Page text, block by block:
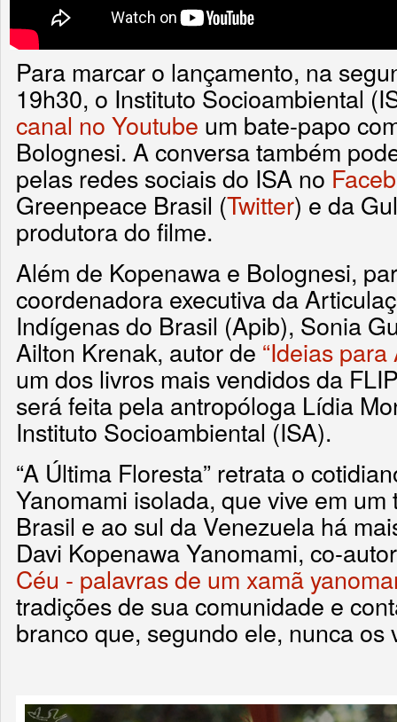
Para marcar o lançamento, na
19h30, o Instituto Socioambiental
canal no Youtube um bate-papo
Bolognesi. A conversa também
pelas redes sociais do ISA no
Greenpeace Brasil (Twitter) e da
produtora do filme.
Além de Kopenawa e Bolognesi,
coordenadora executiva da
Indígenas do Brasil (Apib), Sonia
Ailton Krenak, autor de “Ideias
um dos livros mais vendidos da
será feita pela antropóloga Lídia
Instituto Socioambiental (ISA).
“A Última Floresta” retrata o
Yanomami isolada, que vive em
Brasil e ao sul da Venezuela há
Davi Kopenawa Yanomami, co-
Céu - palavras de um xamã
tradições de sua comunidade e
branco que, segundo ele, nunca os